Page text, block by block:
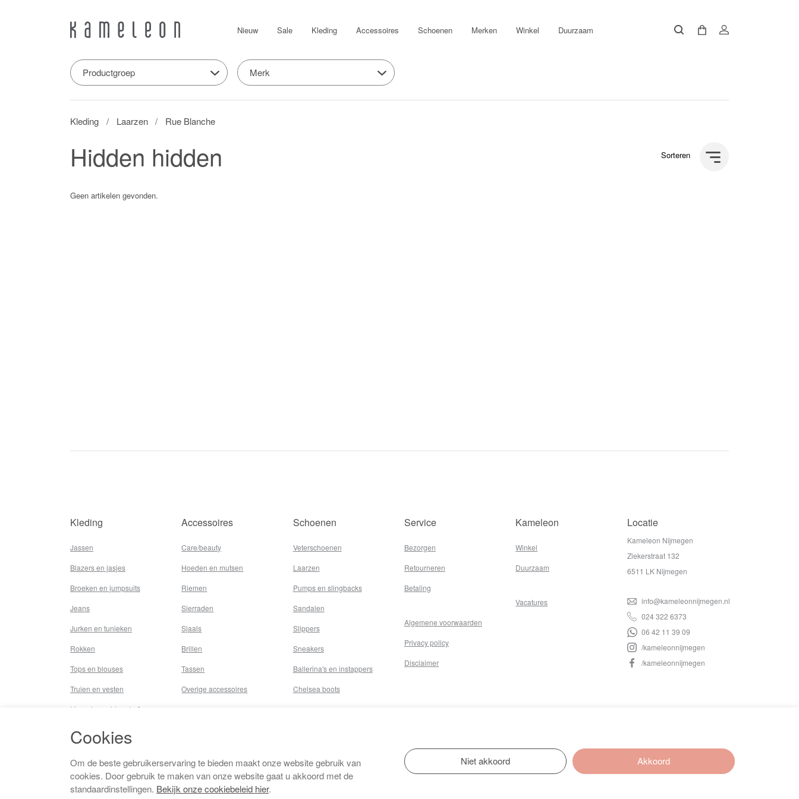
Nieuw Sale Kleding Accessoires Schoenen Merken Winkel Duurzaam
Productgroep Merk
Kleding Laarzen Rue Blanche
Hidden hidden Sorteren
Geen artikelen gevonden.
Kleding
Jassen
Blazers en jasjes
Broeken en jumpsuits
Jeans
Jurken en tunieken
Rokken
Tops en blouses
Truien en vesten
Lingerie,nachtmode &
Badkleding
Beenmode
Vermaakkosten
Accessoires
Care/beauty
Hoeden en mutsen
Riemen
Sierraden
Sjaals
Brillen
Tassen
Overige accessoires
Schoenen
Veterschoenen
Laarzen
Pumps en slingbacks
Sandalen
Slippers
Sneakers
Ballerina's en instappers
Chelsea boots
Service
Bezorgen
Retourneren
Betaling
Algemene voorwaarden
Privacy policy
Disclaimer
Kameleon
Winkel
Duurzaam
Vacatures
Locatie
Kameleon Nijmegen
Ziekerstraat 132
6511 LK Nijmegen
info@kameleonnijmegen.nl
024 322 6373
06 42 11 39 09
/kameleonnijmegen
/kameleonnijmegen
Cookies
Om de beste gebruikerservaring te bieden maakt onze website gebruik van
cookies. Door gebruik te maken van onze website gaat u akkoord met de
standaardinstellingen. Bekijk onze cookiebeleid hier.